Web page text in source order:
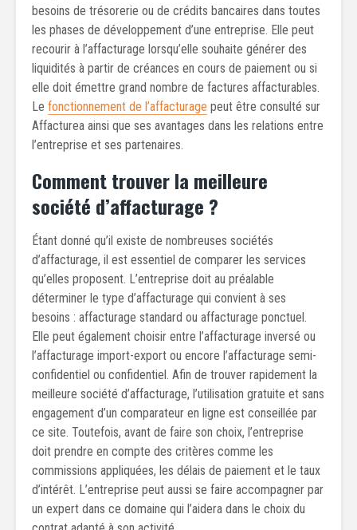
besoins de trésorerie ou de crédits bancaires dans toutes
les phases de développement d’une entreprise. Elle peut
recourir à l’affacturage lorsqu’elle souhaite générer des
liquidités à partir de créances en cours de paiement ou si
elle doit émettre grand nombre de factures affacturables.
Le fonctionnement de l’affacturage peut être consulté sur
Affacturea ainsi que ses avantages dans les relations entre
l’entreprise et ses partenaires.
Comment trouver la meilleure
société d’affacturage ?
Étant donné qu’il existe de nombreuses sociétés
d’affacturage, il est essentiel de comparer les services
qu’elles proposent. L’entreprise doit au préalable
déterminer le type d’affacturage qui convient à ses
besoins : affacturage standard ou affacturage ponctuel.
Elle peut également choisir entre l’affacturage inversé ou
l’affacturage import-export ou encore l’affacturage semi-
confidentiel ou confidentiel. Afin de trouver rapidement la
meilleure société d’affacturage, l’utilisation gratuite et sans
engagement d’un comparateur en ligne est conseillée par
ce site. Toutefois, avant de faire son choix, l’entreprise
doit prendre en compte des critères comme les
commissions appliquées, les délais de paiement et le taux
d’intérêt. L’entreprise peut aussi se faire accompagner par
un expert dans ce domaine qui l’aidera dans le choix du